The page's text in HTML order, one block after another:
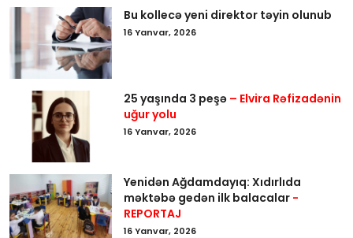
Bu kollecə yeni direktor təyin olunub
16 Yanvar, 2026
25 yaşında 3 peşə – Elvira Rəfizadənin
uğur yolu
16 Yanvar, 2026
Yenidən Ağdamdayıq: Xıdırlıda
məktəbə gedən ilk balacalar -
REPORTAJ
16 Yanvar, 2026